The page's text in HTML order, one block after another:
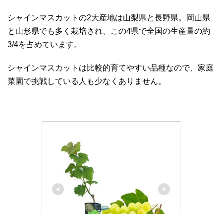
シャインマスカットの2大産地は山梨県と長野県。岡山県
と山形県でも多く栽培され、この4県で全国の生産量の約
3/4を占めています。
シャインマスカットは比較的育てやすい品種なので、家庭
菜園で挑戦している人も少なくありません。